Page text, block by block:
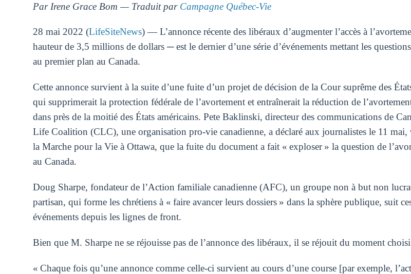
Par Irene Grace Bom — Traduit par Campagne Québec-Vie
28 mai 2022 (LifeSiteNews) — L’annonce récente des libéraux d’augmenter l’accès à
hauteur de 3,5 millions de dollars ─ est le dernier d’une série d’événements mettant les
au premier plan au Canada.
Cette annonce survient à la suite d’une fuite d’un projet de décision de la Cour suprême des
qui supprimerait la protection fédérale de l’avortement et entraînerait la réduction de
dans près de la moitié des États américains. Pete Baklinski, directeur des communications de
Life Coalition (CLC), une organisation pro-vie canadienne, a déclaré aux journalistes le 11 mai,
la Marche pour la Vie à Ottawa, que la fuite du document a fait « exploser » la question de
au Canada.
Doug Sharpe, fondateur de l’Action familiale canadienne (AFC), un groupe non à but non
partisan, qui forme les chrétiens à « faire avancer leurs dossiers » dans la sphère publique, suit
événements depuis les lignes de front.
Bien que M. Sharpe ne se réjouisse pas de l’annonce des libéraux, il se réjouit du moment
« Chaque fois qu’une annonce comme celle-ci survient au cours d’une course [par exemple,